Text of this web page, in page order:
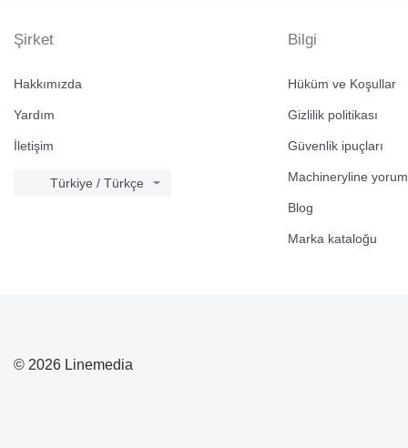
Şirket
Hakkımızda
Yardım
İletişim
Türkiye / Türkçe
Bilgi
Hüküm ve Koşullar
Gizlilik politikası
Güvenlik ipuçları
Machineryline
Blog
Marka kataloğu
© 2026 Linemedia